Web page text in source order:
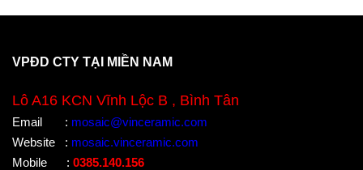
VPĐD CTY TẠI MIỀN NAM
Lô A16 KCN Vĩnh Lộc B , Bình Tân
Email : mosaic@vinceramic.com
Website
: mosaic.vinceramic.com
Mobile
: 0385.140.156